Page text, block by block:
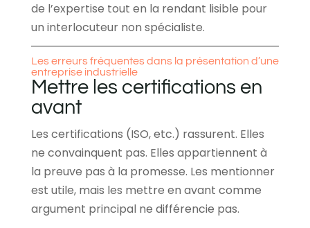
de l’expertise tout en la rendant lisible pour
un interlocuteur non spécialiste.
Les erreurs fréquentes dans la présentation d’une
entreprise industrielle
Mettre les certifications en
avant
Les certifications (ISO, etc.) rassurent. Elles
ne convainquent pas. Elles appartiennent à
la preuve pas à la promesse. Les mentionner
est utile, mais les mettre en avant comme
argument principal ne différencie pas.